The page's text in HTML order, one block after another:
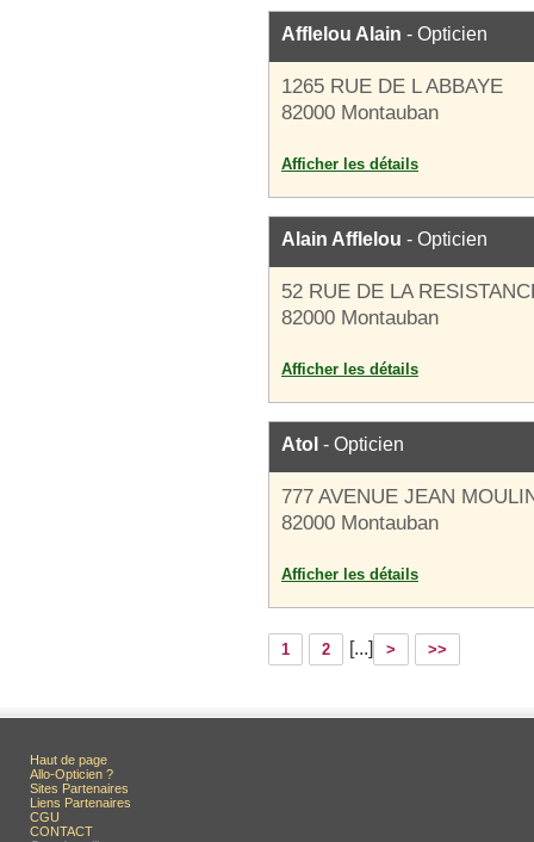
Afflelou Alain - Opticien
1265 RUE DE L ABBAYE
82000 Montauban
Afficher les détails
Alain Afflelou - Opticien
52 RUE DE LA
82000 Montauban
Afficher les détails
Atol - Opticien
777 AVENUE JEAN
82000 Montauban
Afficher les détails
1 2 [...] > >>
Haut de page
Allo-Opticien ?
Sites Partenaires
Liens Partenaires
CGU
CONTACT